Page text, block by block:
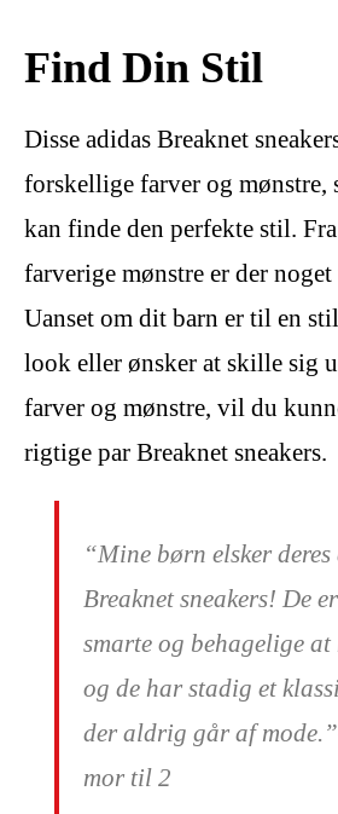
Find Din Stil
Disse adidas Breaknet
forskellige farver og mønstre,
kan finde den perfekte stil.
farverige mønstre er der
Uanset om dit barn er til en
look eller ønsker at skille sig
farver og mønstre, vil du
rigtige par Breaknet sneakers.
“Mine børn elsker
Breaknet sneakers! De
smarte og behagelige at
og de har stadig et
der aldrig går af
mor til 2